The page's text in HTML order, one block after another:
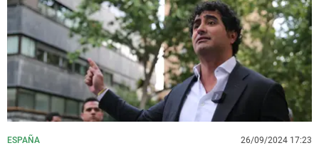
ESPAÑA 26/09/2024 17:23